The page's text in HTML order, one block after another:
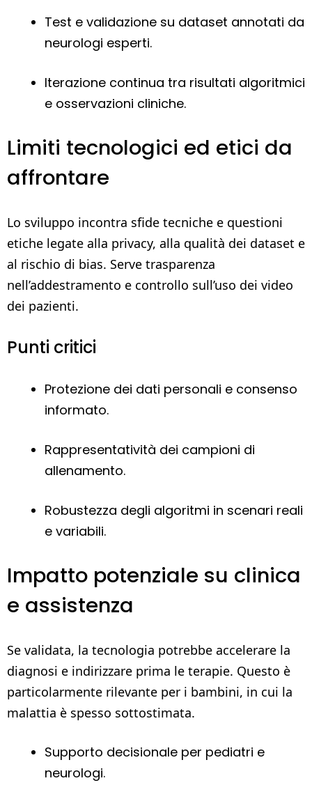
Test e validazione su dataset annotati da
neurologi esperti.
Iterazione continua tra risultati algoritmici
e osservazioni cliniche.
Limiti tecnologici ed etici da
affrontare
Lo sviluppo incontra sfide tecniche e questioni
etiche legate alla privacy, alla qualità dei dataset e
al rischio di bias. Serve trasparenza
nell’addestramento e controllo sull’uso dei video
dei pazienti.
Punti critici
Protezione dei dati personali e consenso
informato.
Rappresentatività dei campioni di
allenamento.
Robustezza degli algoritmi in scenari reali
e variabili.
Impatto potenziale su clinica
e assistenza
Se validata, la tecnologia potrebbe accelerare la
diagnosi e indirizzare prima le terapie. Questo è
particolarmente rilevante per i bambini, in cui la
malattia è spesso sottostimata.
Supporto decisionale per pediatri e
neurologi.